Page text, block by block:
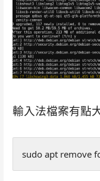
輸入法檔案有點
sudo apt remove